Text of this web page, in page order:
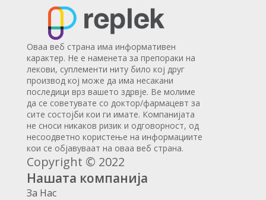
Оваа веб страна има информативен
карактер. Не е наменета за препораки на
лекови, суплементи ниту било кој друг
производ кој може да има несакани
последици врз вашето здрвје. Ве молиме
да се советувате со доктор/фармацевт за
сите состојби кои ги имате. Компанијата
не сноси никаков ризик и одговорност, од
несоодветно користење на информациите
кои се објавуваат на оваа веб страна.
Copyright © 2022
Нашата компанија
За Нас